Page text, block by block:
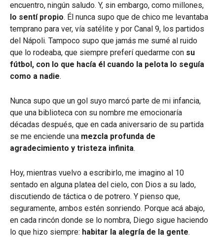
encuentro, ningún saludo. Y, sin embargo, como millones,
lo sentí propio. Él nunca supo que de chico me levantaba
temprano para ver, vía satélite y por Canal 9, los partidos
del Nápoli. Tampoco supo que jamás me sumé al ruido
que lo rodeaba, que siempre preferí quedarme con su
fútbol, con lo que hacía él cuando la pelota lo seguía
como a nadie.
Nunca supo que un gol suyo marcó parte de mi infancia,
que una biblioteca con su nombre me emocionaría
décadas después, que en cada aniversario de su partida
se me enciende una mezcla profunda de
agradecimiento y tristeza infinita.
Hoy, mientras vuelvo a escribirlo, me imagino al 10
sentado en alguna platea del cielo, con Dios a su lado,
discutiendo de táctica o de potrero. Y pienso que,
seguramente, ambos estén sonriendo. Porque acá abajo,
en cada rincón donde se lo nombra, Diego sigue haciendo
lo que hizo siempre: habitar la alegría de la gente.